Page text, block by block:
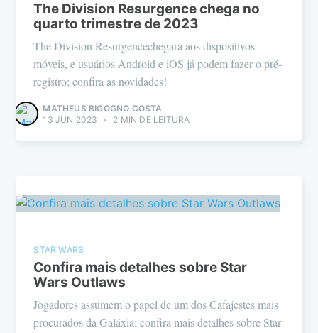
The Division Resurgence chega no
quarto trimestre de 2023
The Division Resurgencechegará aos dispositivos
móveis, e usuários Android e iOS já podem fazer o pré-
registro; confira as novidades!
MATHEUS BIGOGNO COSTA
13 JUN 2023
• 2 MIN DE LEITURA
STAR WARS
Confira mais detalhes sobre Star
Wars Outlaws
Jogadores assumem o papel de um dos Cafajestes mais
procurados da Galáxia; confira mais detalhes sobre Star